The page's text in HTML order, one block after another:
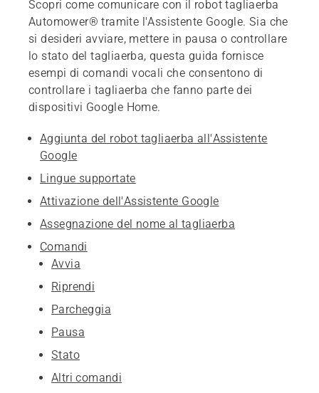
Scopri come comunicare con il robot tagliaerba
Automower® tramite l'Assistente Google. Sia che
si desideri avviare, mettere in pausa o controllare
lo stato del tagliaerba, questa guida fornisce
esempi di comandi vocali che consentono di
controllare i tagliaerba che fanno parte dei
dispositivi Google Home.
Aggiunta del robot tagliaerba all'Assistente
Google
Lingue supportate
Attivazione dell'Assistente Google
Assegnazione del nome al tagliaerba
Comandi
Avvia
Riprendi
Parcheggia
Pausa
Stato
Altri comandi